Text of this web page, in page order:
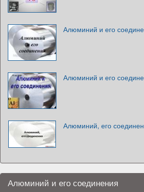
Алюминий и его
Алюминий и его
Алюминий, его
Алюминий и его соединения